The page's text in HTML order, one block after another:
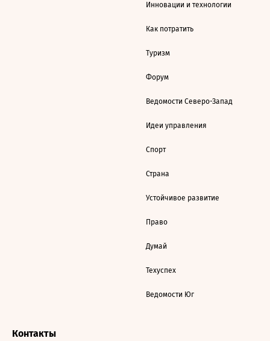
Инновации и технологии
Как потратить
Туризм
Форум
Ведомости Северо-Запад
Идеи управления
Спорт
Страна
Устойчивое развитие
Право
Думай
Техуспех
Ведомости Юг
Контакты